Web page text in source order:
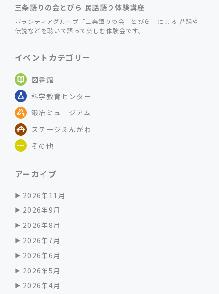
三条語りの会とびら 民話語り体験講座
ボランティアグループ「三条語りの会 とびら」による 昔話や
伝説などを聴いて語って楽しむ体験会です。
イベントカテゴリー
図書館
科学教育センター
鍛冶ミュージアム
ステージえんがわ
その他
アーカイブ
2026年11月
2026年9月
2026年8月
2026年7月
2026年6月
2026年5月
2026年4月